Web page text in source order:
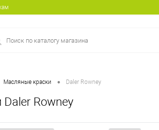
Масляные краски • Daler Rowney
Rowney